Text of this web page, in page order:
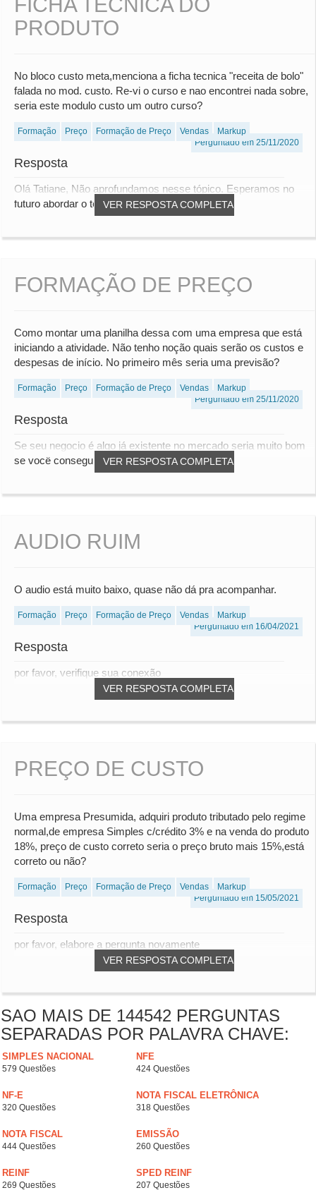
FICHA TÉCNICA DO
PRODUTO
No bloco custo meta,menciona a ficha tecnica "receita de bolo"
falada no mod. custo. Re-vi o curso e nao encontrei nada sobre,
seria este modulo custo um outro curso?
Formação Preço Formação de Preço Vendas
Markup
Perguntado em 25/11/2020
Resposta
VER RESPOSTA COMPLETA
Olá Tatiane, Não aprofundamos nesse tópico. Esperamos no
futuro abordar o tema. Dúvidas, entre em co...
FORMAÇÃO DE PREÇO
Como montar uma planilha dessa com uma empresa que está
iniciando a atividade. Não tenho noção quais serão os custos e
despesas de início. No primeiro mês seria uma previsão?
Formação Preço Formação de Preço Vendas
Markup
Perguntado em 25/11/2020
Resposta
VER RESPOSTA COMPLETA
Se seu negocio é algo já existente no mercado seria muito bom
se você conseguisse um exemplo pratico...
AUDIO RUIM
O audio está muito baixo, quase não dá pra acompanhar.
Formação Preço Formação de Preço Vendas
Markup
Perguntado em 16/04/2021
Resposta
VER RESPOSTA COMPLETA
por favor, verifique sua conexão
PREÇO DE CUSTO
Uma empresa Presumida, adquiri produto tributado pelo regime
normal,de empresa Simples c/crédito 3% e na venda do produto
18%, preço de custo correto seria o preço bruto mais 15%,está
correto ou não?
Formação Preço Formação de Preço Vendas
Markup
Perguntado em 15/05/2021
Resposta
VER RESPOSTA COMPLETA
por favor, elabore a pergunta novamente
SAO MAIS DE 144542 PERGUNTAS
SEPARADAS POR PALAVRA CHAVE:
SIMPLES NACIONAL
579 Questões
NFE
424 Questões
NF-E
320 Questões
NOTA FISCAL ELETRÔNICA
318 Questões
NOTA FISCAL
444 Questões
EMISSÃO
260 Questões
REINF
269 Questões
SPED REINF
207 Questões